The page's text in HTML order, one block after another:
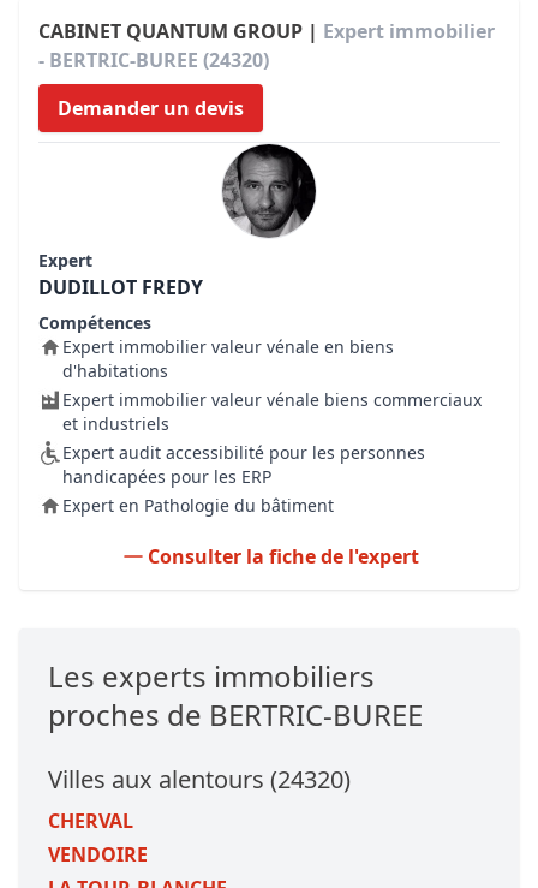
CABINET QUANTUM GROUP | Expert immobilier
- BERTRIC-BUREE (24320)
Demander un devis
Expert
DUDILLOT FREDY
Compétences
Expert immobilier valeur vénale en biens
d'habitations
Expert immobilier valeur vénale biens commerciaux
et industriels
Expert audit accessibilité pour les personnes
handicapées pour les ERP
Expert en Pathologie du bâtiment
Consulter la fiche de l'expert
Les experts immobiliers
proches de BERTRIC-BUREE
Villes aux alentours (24320)
CHERVAL
VENDOIRE